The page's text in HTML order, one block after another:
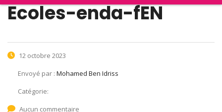
Ecoles-enda-fEN
12 octobre 2023
Envoyé par : Mohamed Ben Idriss
Catégorie:
Aucun commentaire